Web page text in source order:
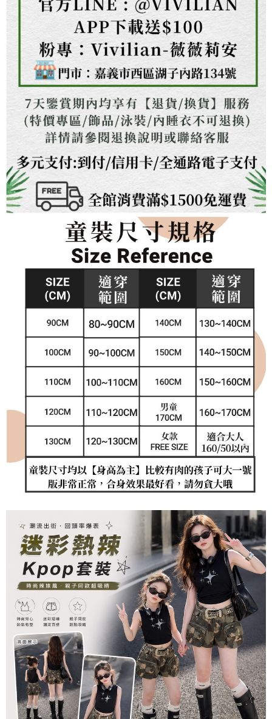
時審查核予不同之上限額度；若仍有額度不足之情形，本公司將視審查結果
請求用戶進行身份認證。
５．嚴禁一人註冊多個帳號或使用他人資訊註冊。若發現惡意使用之情形，
恩沛科技股份有限公司將有權停止該用戶之使用額度並採取法律行動。